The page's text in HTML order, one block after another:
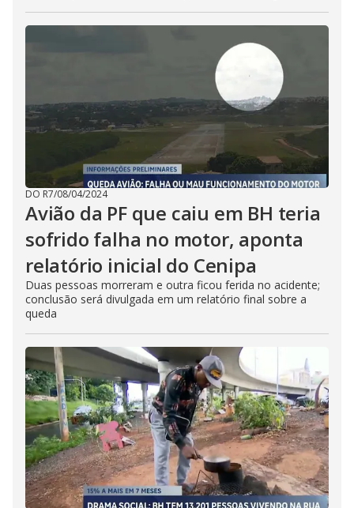
DO R7/08/04/2024
Avião da PF que caiu em BH teria
sofrido falha no motor, aponta
relatório inicial do Cenipa
Duas pessoas morreram e outra ficou ferida no acidente;
conclusão será divulgada em um relatório final sobre a
queda